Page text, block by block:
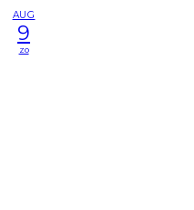
AUG
9
zo